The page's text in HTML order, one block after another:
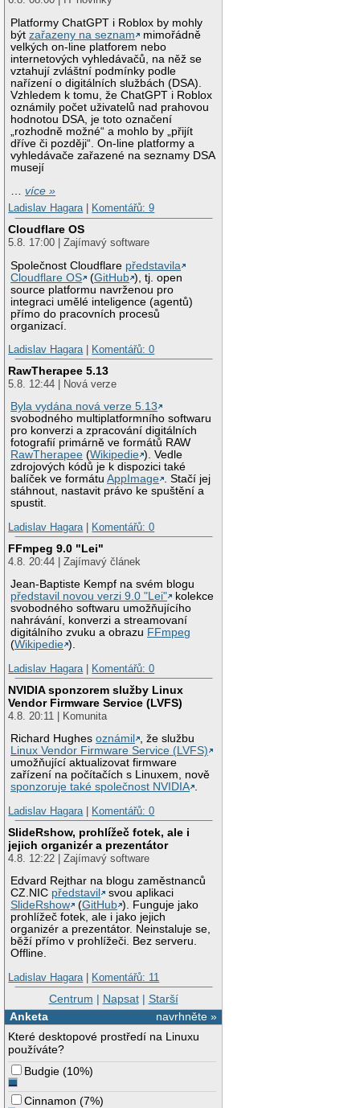
Platformy ChatGPT i Roblox by mohly
býtzařazeny na seznam
mimořádně
velkých on-line platforem nebo
internetových vyhledávačů, na něž se
vztahují zvláštní podmínky podle
nařízení o digitálních službách (DSA).
Vzhledem k tomu, že ChatGPT i Roblox
oznámily počet uživatelů nad prahovou
hodnotou DSA, je toto označení
„rozhodně možné“ a mohlo by „přijít
dříve či později“. On-line platformy a
vyhledávače zařazené na seznamy DSA
musejí
…více »
Ladislav Hagara| Komentářů: 9
Cloudflare OS
5.8. 17:00 | Zajímavý software
Společnost Cloudflare představila
Cloudflare OS
(GitHub ), tj. open
source platformu navrženou pro
integraci umělé inteligence (agentů)
přímo do pracovních procesů
organizací.
Ladislav Hagara| Komentářů: 0
RawTherapee 5.13
5.8. 12:44 | Nová verze
Byla vydána nová verze 5.13
svobodného multiplatformního softwaru
pro konverzi a zpracování digitálních
fotografií primárně ve formátů RAW
RawTherapee (Wikipedie ). Vedle
zdrojových kódů je k dispozici také
balíček ve formátuAppImage . Stačí jej
stáhnout, nastavit právo ke spuštění a
spustit.
Ladislav Hagara| Komentářů: 0
FFmpeg 9.0 "Lei"
4.8. 20:44 | Zajímavý článek
Jean-Baptiste Kempf na svém blogu
představil novou verzi 9.0 "Lei"
kolekce
svobodného softwaru umožňujícího
nahrávání, konverzi a streamovaní
digitálního zvuku a obrazu FFmpeg
(Wikipedie ).
Ladislav Hagara| Komentářů: 0
NVIDIA sponzorem služby Linux
Vendor Firmware Service (LVFS)
4.8. 20:11 | Komunita
Richard Hughesoznámil
, že službu
Linux Vendor Firmware Service (LVFS)
umožňující aktualizovat firmware
zařízení na počítačích s Linuxem, nově
sponzoruje také společnost NVIDIA .
Ladislav Hagara| Komentářů: 0
SlideRshow, prohlížeč fotek, ale i
jejich organizér a prezentátor
4.8. 12:22 | Zajímavý software
Edvard Rejthar na blogu zaměstnanců
CZ.NIC představil
svou aplikaci
SlideRshow
(GitHub ). Funguje jako
prohlížeč fotek, ale i jako jejich
organizér a prezentátor. Neinstaluje se,
běží přímo v prohlížeči. Bez serveru.
Offline.
Ladislav Hagara| Komentářů: 11
Centrum | Napsat| Starší
navrhněte »
Anketa
Které desktopové prostředí na Linuxu
používáte?
Budgie (10%)
Cinnamon (7%)